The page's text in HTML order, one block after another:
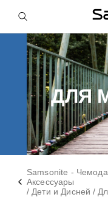
ДЛЯ
Samsonite -
Аксессуары
/ Дети и Дисней /